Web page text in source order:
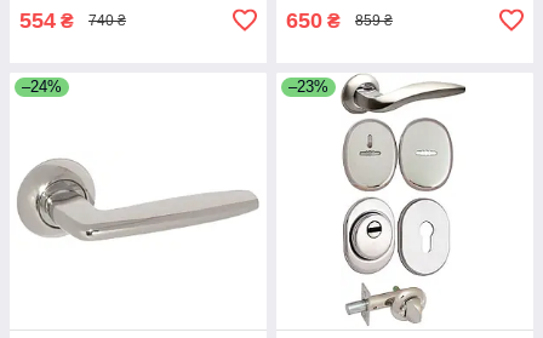
554 ₴ 740 ₴ 650 ₴ 859 ₴
–24% –23%